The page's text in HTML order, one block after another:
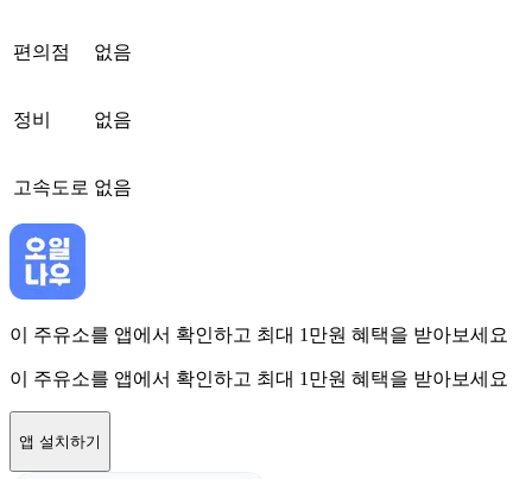
편의점 없음
정비 없음
고속도로 없음
이 주유소를 앱에서 확인하고 최대 1만원 혜택을 받아보세요
이 주유소를 앱에서 확인하고 최대 1만원 혜택을 받아보세요
앱 설치하기